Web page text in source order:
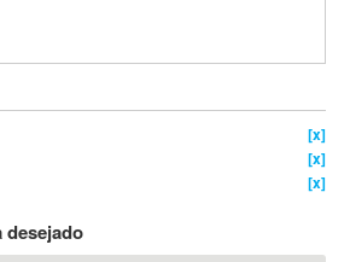
[x]
[x]
[x]
desejado